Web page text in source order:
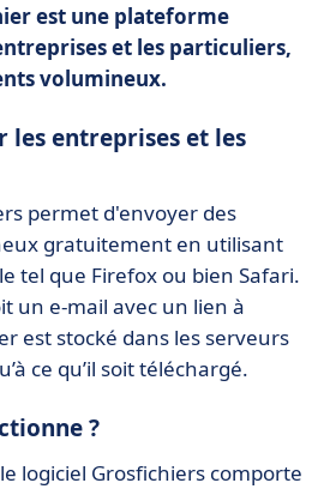
est une plateforme
et les particuliers,
volumineux.
les entreprises et les
permet d'envoyer des
gratuitement en utilisant
tel que Firefox ou bien Safari.
un e-mail avec un lien à
est stocké dans les serveurs
ce qu’il soit téléchargé.
?
logiciel Grosfichiers comporte